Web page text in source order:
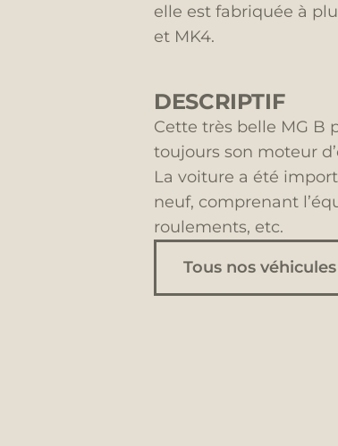
elle est fabriquée à
et MK4.
DESCRIPTIF
Cette très belle MG B
toujours son moteur
La voiture a été
neuf, comprenant
roulements, etc.
Tous nos